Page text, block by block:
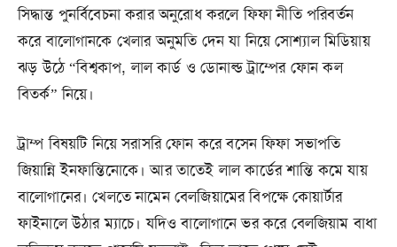
সিদ্ধান্ত পুনর্বিবেচনা করার অনুরোধ করলে ফিফা নীতি পরিবর্তন
করে বালোগানকে খেলার অনুমতি দেন যা নিয়ে সোশ্যাল মিডিয়ায়
ঝড় উঠে “বিশ্বকাপ, লাল কার্ড ও ডোনাল্ড ট্রাম্পের ফোন কল
বিতর্ক” নিয়ে।
ট্রাম্প বিষয়টি নিয়ে সরাসরি ফোন করে বসেন ফিফা সভাপতি
জিয়ান্নি ইনফান্তিনোকে। আর তাতেই লাল কার্ডের শান্তি কমে যায়
বালোগানের। খেলতে নামেন বেলজিয়ামের বিপক্ষে কোয়ার্টার
ফাইনালে উঠার ম্যাচে। যদিও বালোগানে ভর করে বেলজিয়াম বাধা